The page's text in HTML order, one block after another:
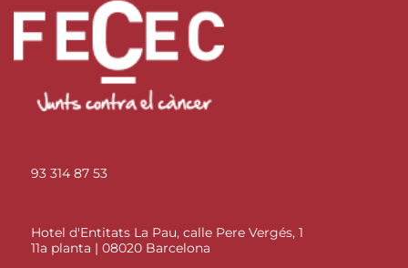
93 314 87 53
Hotel d'Entitats La Pau, calle Pere Vergés, 1
11a planta | 08020 Barcelona